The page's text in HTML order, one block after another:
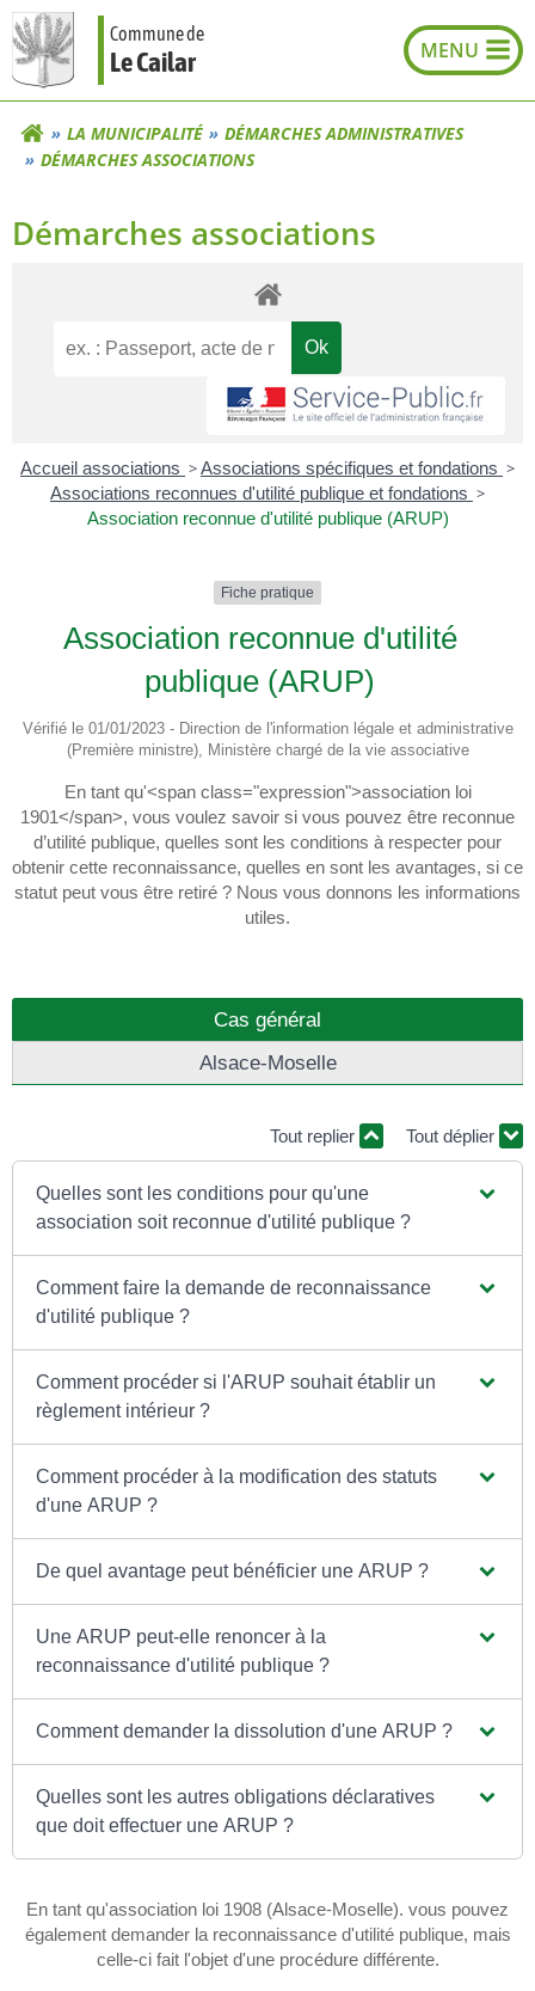
Aller
au
contenu
Commune de
Le Cailar
LA MUNICIPALITÉ
DÉMARCHES ADMINISTRATIVES
DÉMARCHES ASSOCIATIONS
Démarches associations
Accueil associations >Associations spécifiques et fondations >
Associations reconnues d'utilité publique et fondations >
Association reconnue d'utilité publique (ARUP)
Fiche pratique
Association reconnue d'utilité
publique (ARUP)
Vérifié le 01/01/2023 - Direction de l'information légale et administrative
(Première ministre), Ministère chargé de la vie associative
En tant qu'<span class="expression">association loi
1901</span>, vous voulez savoir si vous pouvez être reconnue
d’utilité publique, quelles sont les conditions à respecter pour
obtenir cette reconnaissance, quelles en sont les avantages, si ce
statut peut vous être retiré ? Nous vous donnons les informations
utiles.
Cas général
Alsace-Moselle
Tout replier Tout déplier
Quelles sont les conditions pour qu'une
association soit reconnue d'utilité publique ?
Comment faire la demande de reconnaissance
d'utilité publique ?
Comment procéder si l'ARUP souhait établir un
règlement intérieur ?
Comment procéder à la modification des statuts
d'une ARUP ?
De quel avantage peut bénéficier une ARUP ?
Une ARUP peut-elle renoncer à la
reconnaissance d'utilité publique ?
Comment demander la dissolution d'une ARUP ?
Quelles sont les autres obligations déclaratives
que doit effectuer une ARUP ?
En tant qu'association loi 1908 (Alsace-Moselle). vous pouvez
également demander la reconnaissance d'utilité publique, mais
celle-ci fait l'objet d'une procédure différente.